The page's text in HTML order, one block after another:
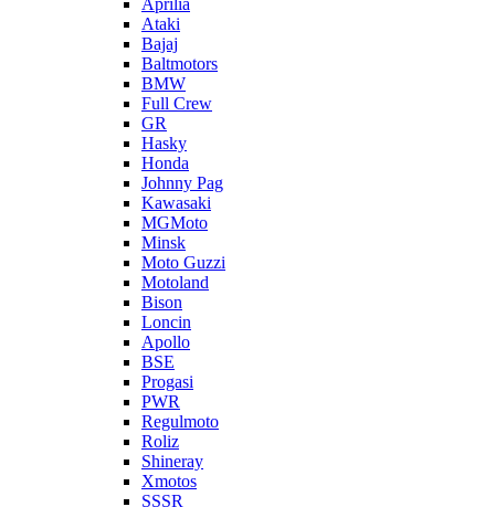
Aprilia
Ataki
Bajaj
Baltmotors
BMW
Full Crew
GR
Hasky
Honda
Johnny Pag
Kawasaki
MGMoto
Minsk
Moto Guzzi
Motoland
Bison
Loncin
Apollo
BSE
Progasi
PWR
Regulmoto
Roliz
Shineray
Xmotos
SSSR